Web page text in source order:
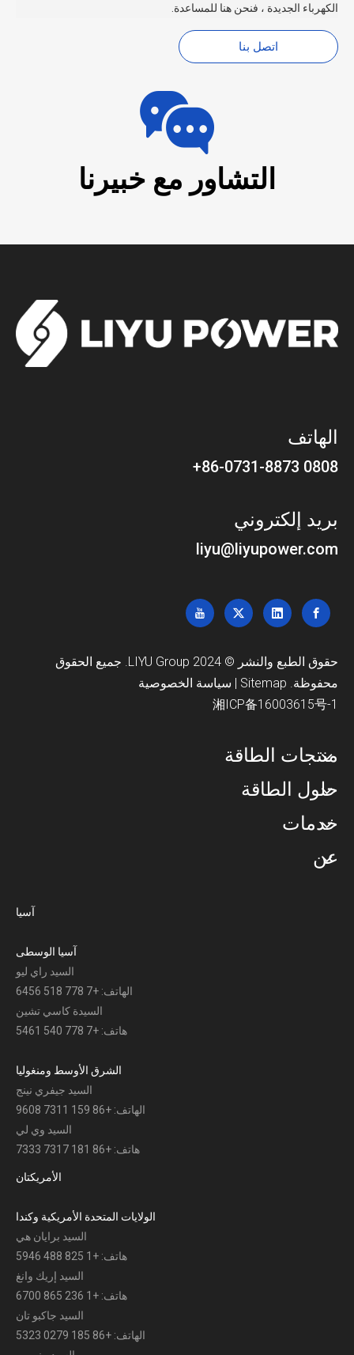
الكهرباء الجديدة ، فنحن هنا للمساعدة.
اتصل بنا
التشاور مع خبيرنا
الهاتف
0808 86-0731-8873+
بريد إلكتروني
liyu@liyupower.com
حقوق الطبع والنشر © 2024 LIYU Group. جميع الحقوق
محفوظة. Sitemap
سياسة الخصوصية
湘ICP备16003615号-1
منتجات الطاقة
حلول الطاقة
خدمات
عن
آسيا
آسيا الوسطى
السيد راي ليو
الهاتف: +7 778 518 6456
السيدة كاسي تشين
هاتف: +7 778 540 5461
الشرق الأوسط ومنغوليا
السيد جيفري نينج
الهاتف: +86 159 7311 9608
السيد وي لي
هاتف: +86 181 7317 7333
الأمريكتان
الولايات المتحدة الأمريكية وكندا
السيد برايان هي
هاتف: +1 825 488 5946
السيد إريك وانغ
هاتف: +1 236 865 6700
السيد جاكبو تان
الهاتف: +86 185 0279 5323